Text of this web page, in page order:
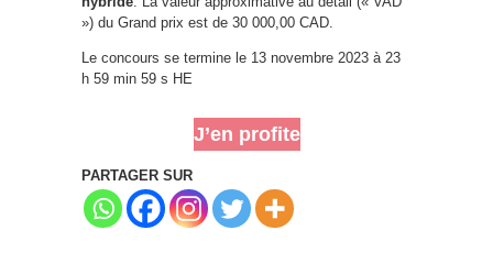
») du Grand prix est de 30 000,00 CAD.
Le concours se termine le 13 novembre 2023 à 23
h 59 min 59 s HE
J’en profite
PARTAGER SUR